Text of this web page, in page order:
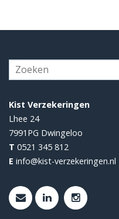
Kist Verzekeringen
Lhee 24
7991PG Dwingeloo
T 0521 345 812
E info@kist-verzekeringen.nl